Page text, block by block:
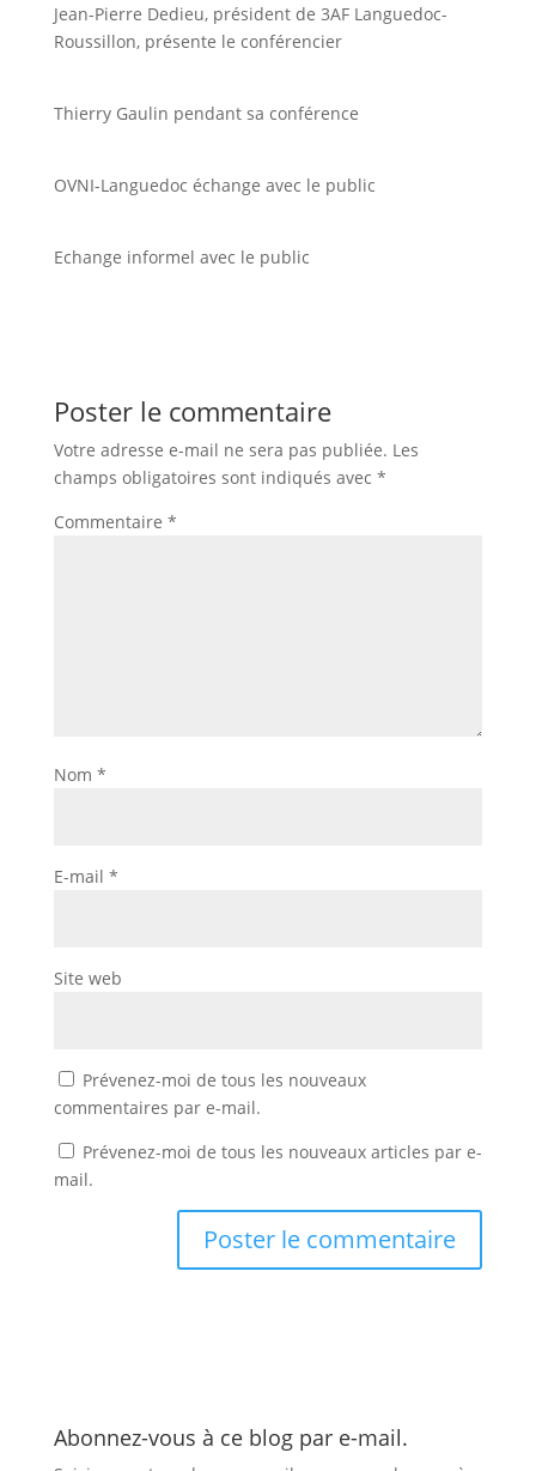
Jean-Pierre Dedieu, président de 3AF Languedoc-
Roussillon, présente le conférencier
Thierry Gaulin pendant sa conférence
OVNI-Languedoc échange avec le public
Echange informel avec le public
Poster le commentaire
Votre adresse e-mail ne sera pas publiée. Les
champs obligatoires sont indiqués avec *
Commentaire *
Nom *
E-mail *
Site web
Prévenez-moi de tous les nouveaux
commentaires par e-mail.
Prévenez-moi de tous les nouveaux articles par e-
mail.
Abonnez-vous à ce blog par e-mail.